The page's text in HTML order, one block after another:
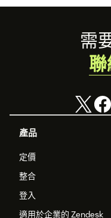
產品
定價
整合
登入
適用於企業的 Zendesk
需
聯